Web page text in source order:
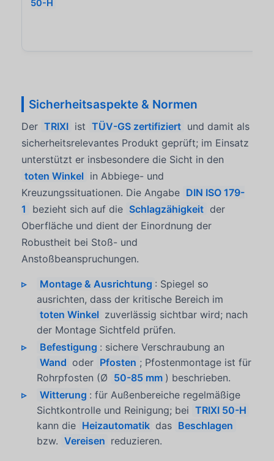
50-H
Sicherheitsaspekte & Normen
Der TRIXI ist TÜV-GS zertifiziert und damit als
sicherheitsrelevantes Produkt geprüft; im Einsatz
unterstützt er insbesondere die Sicht in den
toten Winkel in Abbiege- und
Kreuzungssituationen. Die Angabe DIN ISO 179-
1
bezieht sich auf die Schlagzähigkeit der
Oberfläche und dient der Einordnung der
Robustheit bei Stoß- und
Anstoßbeanspruchungen.
Montage & Ausrichtung : Spiegel so
ausrichten, dass der kritische Bereich im
toten Winkel zuverlässig sichtbar wird; nach
der Montage Sichtfeld prüfen.
Befestigung : sichere Verschraubung an
Wand oder Pfosten ; Pfostenmontage ist für
Rohrpfosten (Ø 50-85 mm ) beschrieben.
Witterung : für Außenbereiche regelmäßige
Sichtkontrolle und Reinigung; bei TRIXI 50-H
kann die Heizautomatik das Beschlagen
bzw. Vereisen reduzieren.